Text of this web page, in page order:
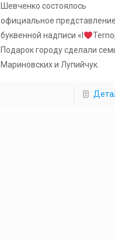
Шевченко состоялось
официальное представление
буквенной надписи «I
Подарок городу сделали
Мариновских и Лупийчук.